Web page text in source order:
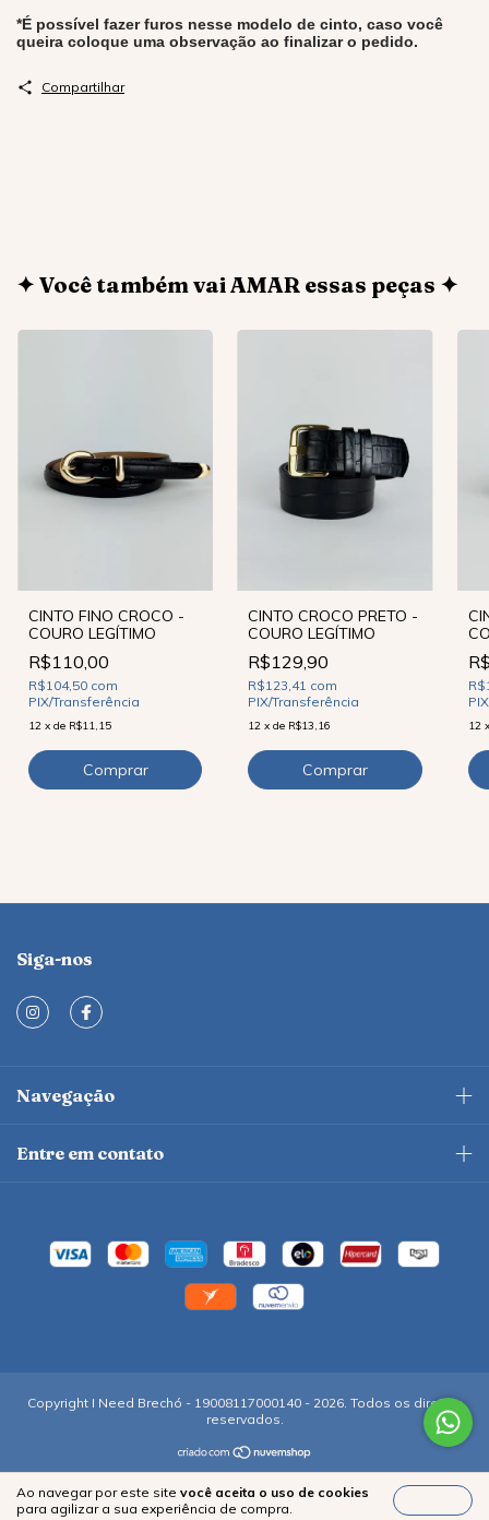
Ao navegar por este site você aceita o uso de cookies
para agilizar a sua experiência de compra.
*É possível fazer furos nesse modelo de cinto, caso você
queira coloque uma observação ao finalizar o pedido.
Compartilhar
✦ Você também vai AMAR essas peças ✦
CINTO FINO CROCO -
COURO LEGÍTIMO
R$110,00
R$104,50 com
PIX/Transferência
12 x de R$11,15
CINTO CROCO PRETO -
COURO LEGÍTIMO
R$129,90
R$123,41 com
PIX/Transferência
12 xde R$13,16 12
Siga-nos
Navegação
Entre em contato
Copyright I Need Brechó - 19008117000140 - 2026. Todos os direitos
reservados.